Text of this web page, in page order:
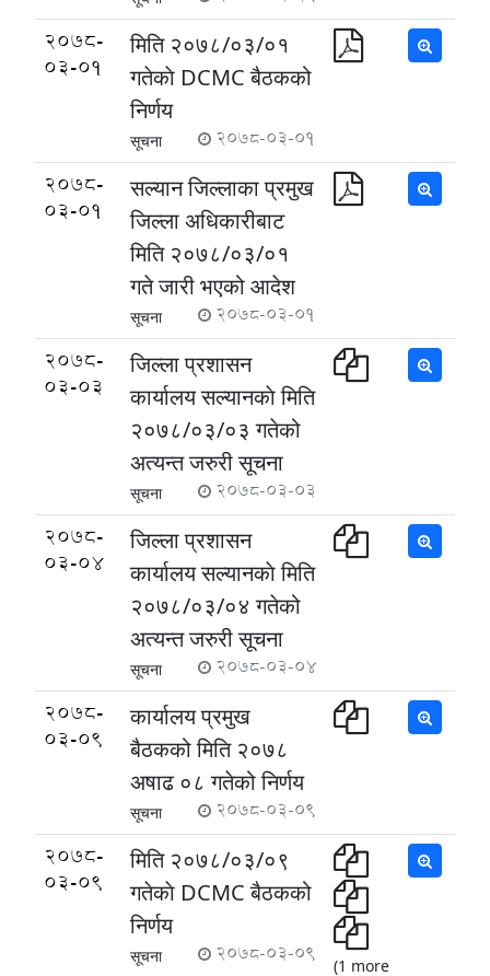
2078-
03-01
मिति २०७८/०३/०१
गतेकाे DCMC बैठकको
निर्णय
सूचना 2078-03-01
2078-
03-01
सल्यान जिल्लाका प्रमुख
जिल्ला अधिकारीबाट
मिति २०७८/०३/०१
गते जारी भएको आदेश
सूचना 2078-03-01
2078-
03-03
जिल्ला प्रशासन
कार्यालय सल्यानकाे मिति
२०७८/०३/०३ गतेको
अत्यन्त जरुरी सूचना
सूचना 2078-03-03
2078-
03-04
जिल्ला प्रशासन
कार्यालय सल्यानकाे मिति
२०७८/०३/०४ गतेको
अत्यन्त जरुरी सूचना
सूचना 2078-03-04
2078-
03-09
कार्यालय प्रमुख
बैठकको मिति २०७८
अषाढ ०८ गतेको निर्णय
सूचना 2078-03-09
2078-
03-09
मिति २०७८/०३/०९
गतेकाे DCMC बैठकको
निर्णय
सूचना 2078-03-09
(1 more